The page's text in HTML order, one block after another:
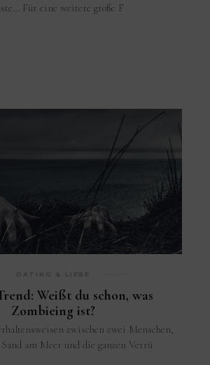
Für eine weitere große F
DATING & LIEBE
Weißt du schon, was
Zombieing ist?
zwischen zwei Menschen,
am Meer und die ganzen Verrü